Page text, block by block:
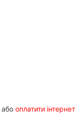
або оплатити інтернет